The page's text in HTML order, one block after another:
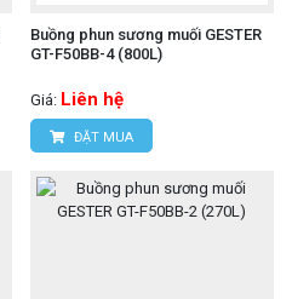
Buồng phun sương muối GESTER
GT-F50BB-4 (800L)
Giá: Liên hệ
ĐẶT MUA